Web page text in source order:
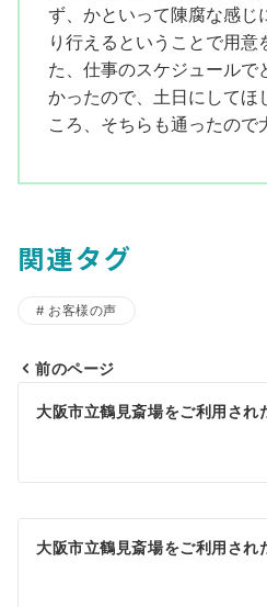
ず、かといって陳腐な感じ
り行えるということで用意
た、仕事のスケジュールで
かったので、土日にしてほ
ころ、そちらも通ったので
関連タグ
お客様の声
投
ナ
ビ
ゲ
前のページ
大阪市立鶴見斎場をご利用され
大阪市立鶴見斎場をご利用され